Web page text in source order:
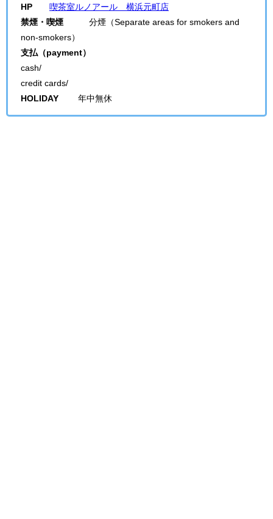
HP
喫茶室ルノアール 横浜元町店
禁煙・喫煙 分煙（Separate areas for smokers and
non-smokers）
支払（payment）
cash/
credit cards/
HOLIDAY 年中無休